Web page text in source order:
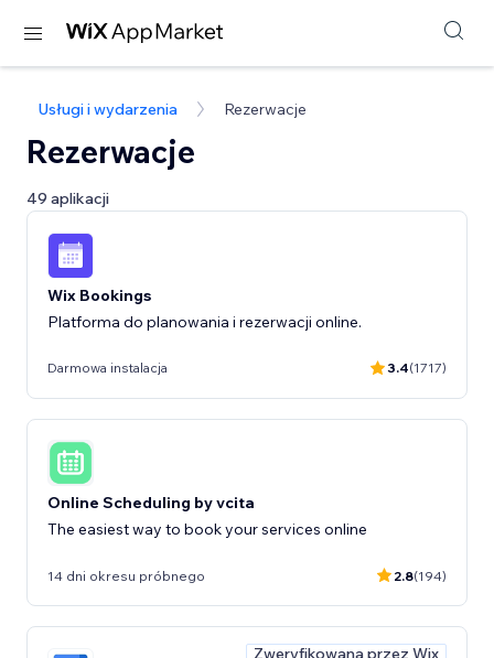
Usługi i wydarzenia Rezerwacje
Rezerwacje
49 aplikacji
Wix Bookings
Platforma do planowania i rezerwacji online.
Darmowa instalacja 3.4(1717)
Online Scheduling by vcita
The easiest way to book your services online
14 dni okresu próbnego 2.8(194)
Zweryfikowana przez Wix